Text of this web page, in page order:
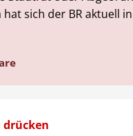
sich der BR aktuell
drücken